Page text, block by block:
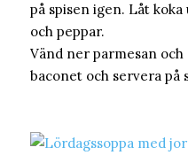
på spisen igen. Låt
och peppar.
Vänd ner parmesan
baconet och servera på